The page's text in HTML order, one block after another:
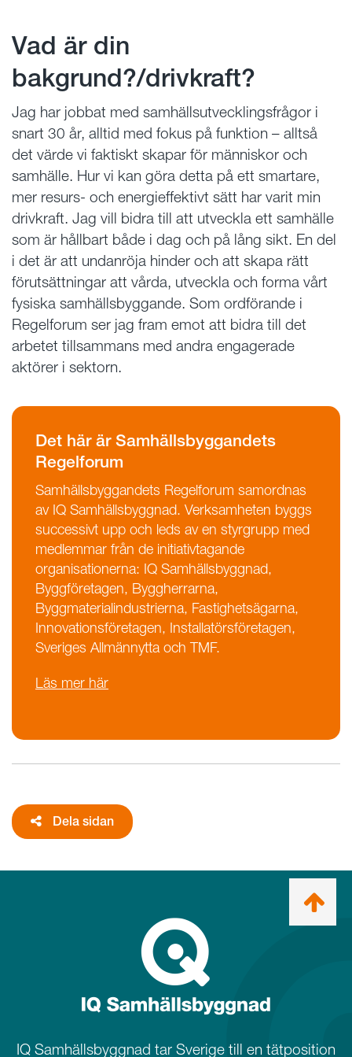
Vad är din
bakgrund?/drivkraft?
Jag har jobbat med samhällsutvecklingsfrågor i
snart 30 år, alltid med fokus på funktion – alltså
det värde vi faktiskt skapar för människor och
samhälle. Hur vi kan göra detta på ett smartare,
mer resurs- och energieffektivt sätt har varit min
drivkraft. Jag vill bidra till att utveckla ett samhälle
som är hållbart både i dag och på lång sikt. En del
i det är att undanröja hinder och att skapa rätt
förutsättningar att vårda, utveckla och forma vårt
fysiska samhällsbyggande. Som ordförande i
Regelforum ser jag fram emot att bidra till det
arbetet tillsammans med andra engagerade
aktörer i sektorn.
Det här är Samhällsbyggandets
Regelforum
Samhällsbyggandets Regelforum samordnas
av IQ Samhällsbyggnad. Verksamheten byggs
successivt upp och leds av en styrgrupp med
medlemmar från de initiativtagande
organisationerna: IQ Samhällsbyggnad,
Byggföretagen, Byggherrarna,
Byggmaterialindustrierna, Fastighetsägarna,
Innovationsföretagen, Installatörsföretagen,
Sveriges Allmännytta och TMF.
Läs mer här
Dela sidan
mig
IQ Samhällsbyggnad tar Sverige till en tätposition